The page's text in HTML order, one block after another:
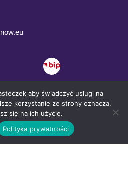
Publiczne nr. 14 w Tarnowie
aby świadczyć usługi na
korzystanie ze strony oznacza,
się na ich użycie.
Polityka prywatności